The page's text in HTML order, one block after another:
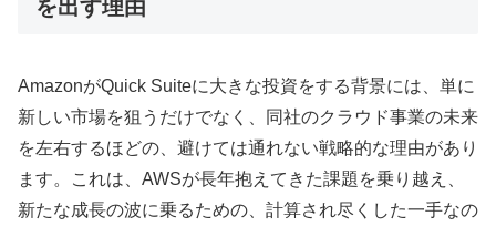
を出す理由
AmazonがQuick Suiteに大きな投資をする背景には、単に
新しい市場を狙うだけでなく、同社のクラウド事業の未来
を左右するほどの、避けては通れない戦略的な理由があり
ます。これは、AWSが長年抱えてきた課題を乗り越え、
新たな成長の波に乗るための、計算され尽くした一手なの